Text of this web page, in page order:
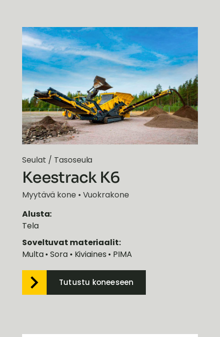
Seulat / Tasoseula
Keestrack K6
Myytävä kone • Vuokrakone
Alusta:
Tela
Soveltuvat materiaalit:
Multa • Sora • Kiviaines • PIMA
Tutustu koneeseen